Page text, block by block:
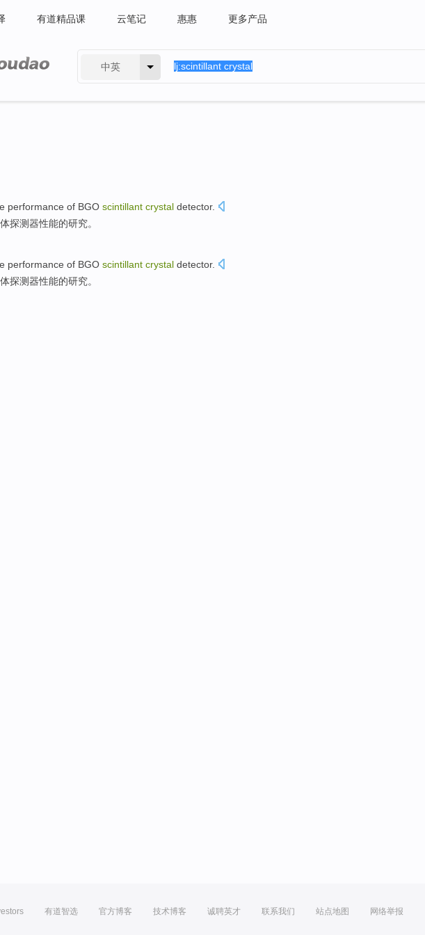
有道精品课 云笔记 惠惠 更多产品
中英
performance of BGO scintillant crystal detector.
探测器性能的研究。
performance of BGO scintillant crystal detector.
探测器性能的研究。
有道智选 官方博客 技术博客 诚聘英才 联系我们 站点地图 网络举报